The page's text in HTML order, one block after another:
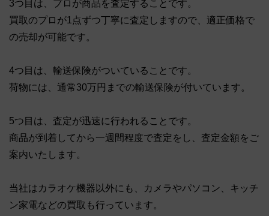
3つ目は、プロが商品を査定することです。
買取のプロが1点ずつ丁寧に査定しますので、適正価格で
の売却が可能です。
4つ目は、輸送保険がついていることです。
荷物には、通常30万円までの輸送保険が付いています。
5つ目は、査定が迅速に行われることです。
商品が到着してから一週間程度で査定をし、査定金額をご
案内いたします。
当社はカラオケ機器以外にも、カメラやパソコン、キッチ
ン家電などの買取も行っています。